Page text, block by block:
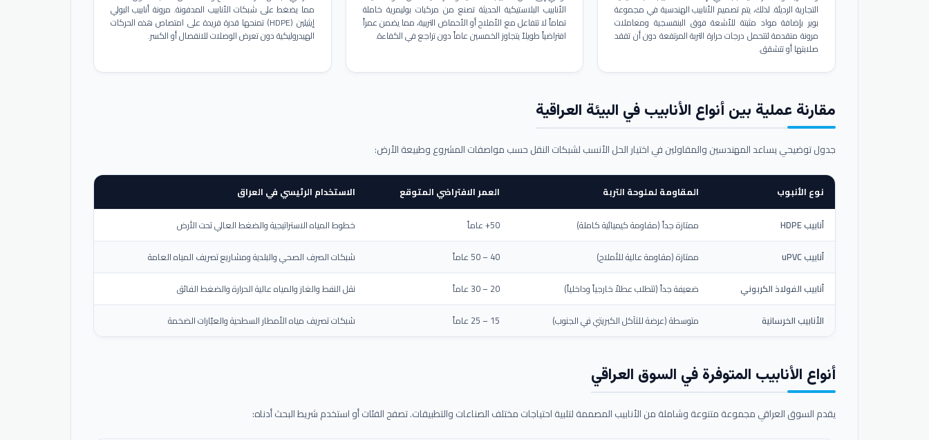
التجارية الرديئة. لذلك، يتم تصميم الأنابيب الهندسية في مجموعة
بوير بإضافة مواد مثبتة للأشعة فوق البنفسجية ومعاملات
مرونة متقدمة لتتحمل درجات حرارة التربة المرتفعة دون أن تفقد
صلابتها أو تتشقق.
الأنابيب البلاستيكية الحديثة تصنع من مركبات بوليمرية خاملة
تماماً لا تتفاعل مع الأملاح أو الأحماض التربية، مما يضمن عمراً
افتراضياً طويلاً يتجاوز الخمسين عاماً دون تراجع في الكفاءة.
مما يضغط على شبكات الأنابيب المدفونة. مرونة أنابيب البولي
إيثيلين (HDPE) تمنحها قدرة فريدة على امتصاص هذه الحركات
الهيدروليكية دون تعرض الوصلات للانفصال أو الكسر.
مقارنة عملية بين أنواع الأنابيب في البيئة العراقية
جدول توضيحي يساعد المهندسين والمقاولين في اختيار الحل الأنسب لشبكات النقل حسب مواصفات المشروع وطبيعة الأرض:
نوع الأنبوب المقاومة لملوحة التربة العمر الافتراضي المتوقع الاستخدام الرئيسي في العراق
أنابيب HDPE ممتازة جداً (مقاومة كيميائية كاملة) 50+ عاماً
خطوط المياه الاستراتيجية والضغط العالي تحت الأرض
أنابيب uPVC
ممتازة (مقاومة عالية للأملاح) 40 – 50 عاماً
شبكات الصرف الصحي والبلدية ومشاريع تصريف المياه العامة
أنابيب الفولاذ الكربوني
ضعيفة جداً (تتطلب عطلاً خارجياً وداخلياً) 20 – 30 عاماً
نقل النفط والغاز والمياه عالية الحرارة والضغط الفائق
الأنابيب الخرسانية
متوسطة (عرضة للتآكل الكبريتي في الجنوب) 15 – 25 عاماً شبكات تصريف مياه الأمطار السطحية والعبّارات الضخمة
أنواع الأنابيب المتوفرة في السوق العراقي
يقدم السوق العراقي مجموعة متنوعة وشاملة من الأنابيب المصممة لتلبية احتياجات مختلف الصناعات والتطبيقات. تصفح الفئات أو استخدم شريط البحث أدناه: